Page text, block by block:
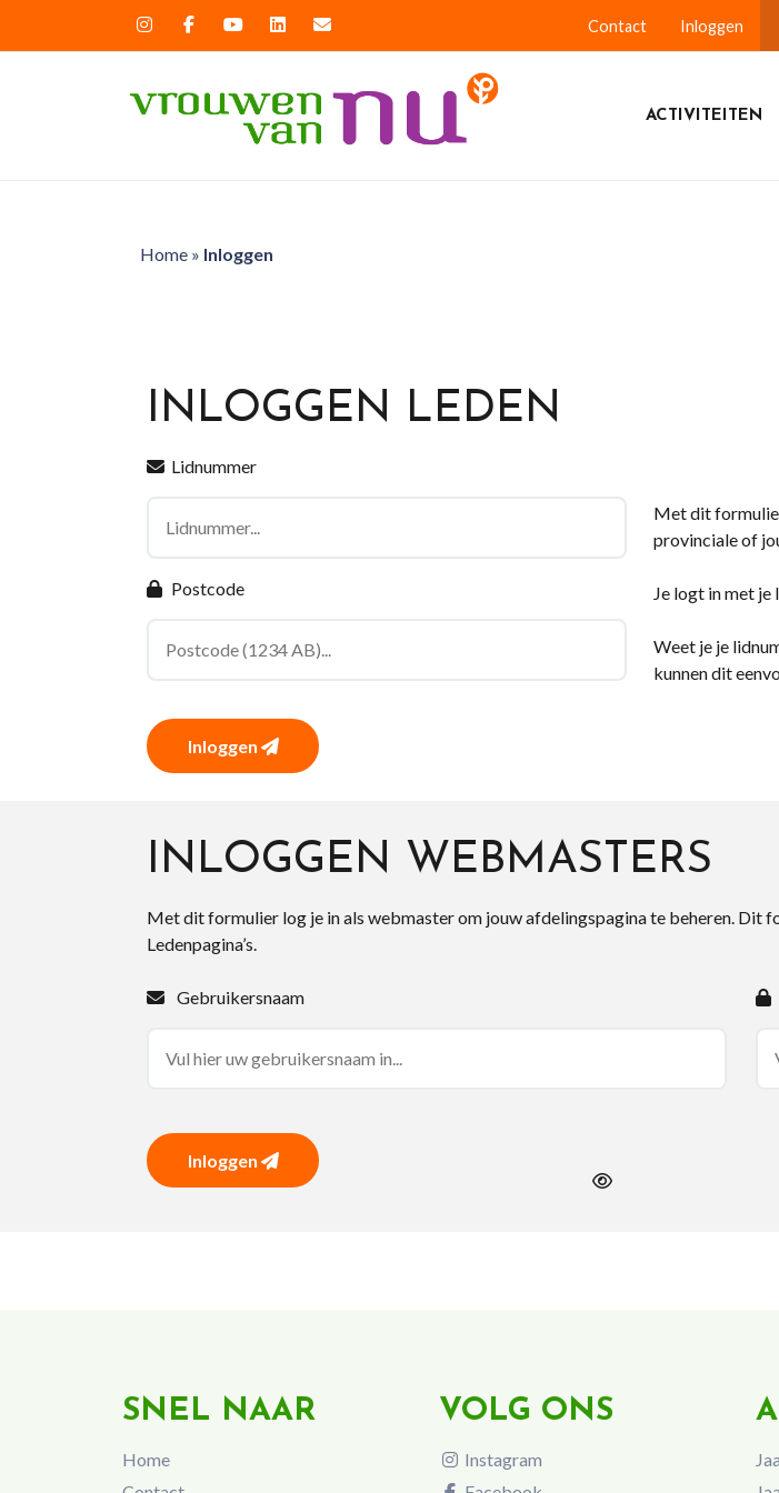
Contact Inloggen
ACTIVITEITEN
Home» Inloggen
INLOGGEN LEDEN
Lidnummer
Postcode
Inloggen
Met dit
provinciale of
Je logt in met je
Weet je je
kunnen dit
INLOGGEN WEBMASTERS
Met dit formulier log je in als webmaster om jouw afdelingspagina te beheren. Dit
Ledenpagina’s.
Gebruikersnaam
Inloggen
SNEL NAAR
Home
VOLG ONS
Instagram